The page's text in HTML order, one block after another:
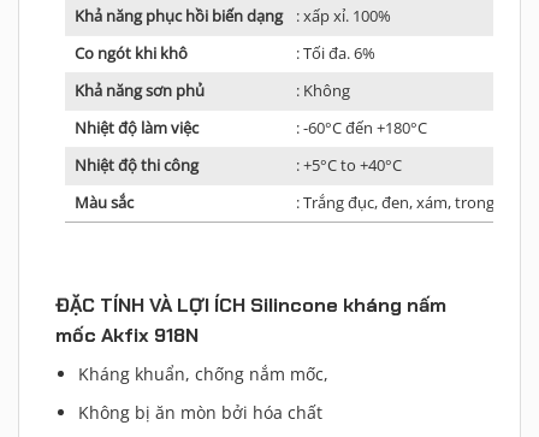
Khả năng phục hồi biến dạng
: xấp xỉ. 100%
Co ngót khi khô
: Tối đa. 6%
Khả năng sơn phủ
: Không
Nhiệt độ làm việc
: -60°C đến +180°C
Nhiệt độ thi công
: +5°C to +40°C
Màu sắc
: Trắng đục, đen, xám, trong suốt
ĐẶC TÍNH VÀ LỢI ÍCH Silincone kháng nấm
mốc Akfix 918N
Kháng khuẩn, chống nắm mốc,
Không bị ăn mòn bởi hóa chất